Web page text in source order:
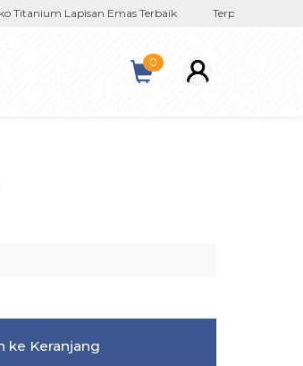
Titanium Lapisan Emas Terbaik Terpercaya Sejak
0
ke Keranjang